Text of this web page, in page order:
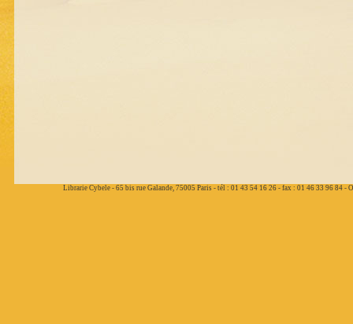
Librarie Cybele - 65 bis rue Galande, 75005 Paris - tél : 01 43 54 16 26 - fax : 01 46 33 96 84